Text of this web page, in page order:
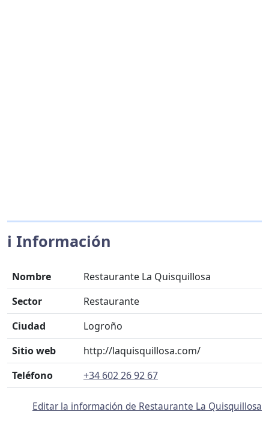
ℹ️ Información
Nombre
Restaurante La Quisquillosa
Sector
Restaurante
Ciudad
Logroño
Sitio web
http://laquisquillosa.com/
Teléfono
+34 602 26 92 67
Editar la información de Restaurante La Quisquillosa